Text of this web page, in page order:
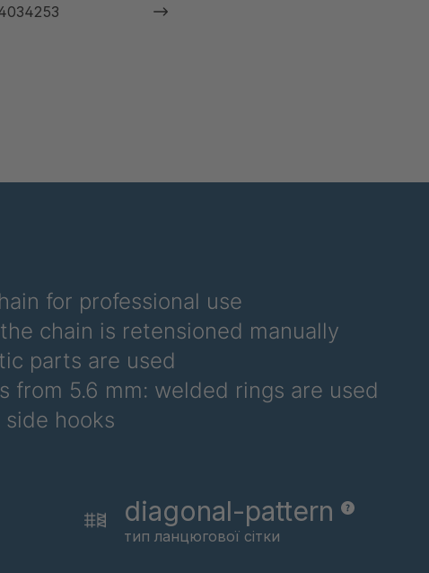
4039392
4040451
for professional use
chain is retensioned manually
parts are used
from 5.6 mm: welded rings are used
hooks
diagonal-pattern
тип ланцюгової сітки